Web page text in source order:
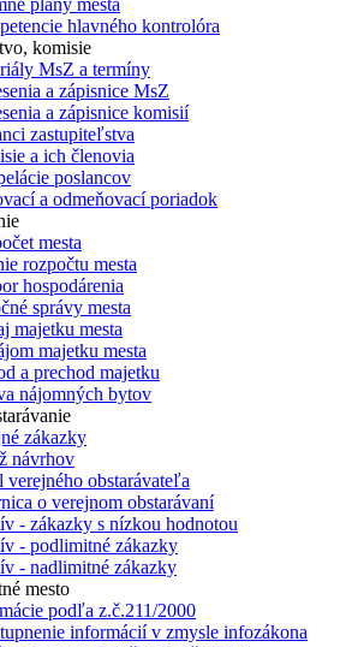
plány mesta
hlavného kontrolóra
komisie
MsZ a termíny
a zápisnice MsZ
a zápisnice komisií
zastupiteľstva
a ich členovia
poslancov
a odmeňovací poriadok
mesta
rozpočtu mesta
hospodárenia
správy mesta
majetku mesta
majetku mesta
a prechod majetku
nájomných bytov
zákazky
návrhov
verejného obstarávateľa
o verejnom obstarávaní
- zákazky s nízkou hodnotou
- podlimitné zákazky
- nadlimitné zákazky
mesto
podľa z.č.211/2000
informácií v zmysle infozákona